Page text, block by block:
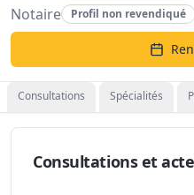
Notaire Profil non revendiqué
Consultations Spécialités
Consultations et